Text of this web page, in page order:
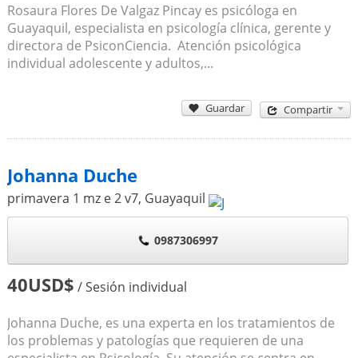
Rosaura Flores De Valgaz Pincay es psicóloga en
Guayaquil, especialista en psicología clínica, gerente y
directora de PsiconCiencia. Atención psicológica
individual adolescente y adultos,...
Guardar Compartir
Johanna Duche
primavera 1 mz e 2 v7, Guayaquil
0987306997
40USD$ / Sesión individual
Johanna Duche, es una experta en los tratamientos de
los problemas y patologías que requieren de una